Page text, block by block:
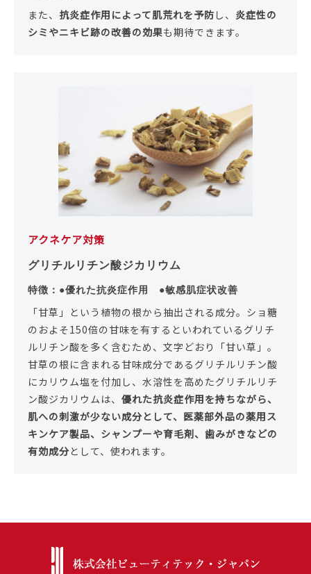
また、 抗炎症作用によって肌荒れを予防 し、 炎症性の
シミやニキビ跡の改善の効果も期待できます。
アクネケア対策
グリチルリチン酸ジカリウム
特徴：●優れた抗炎症作用 ●敏感肌症状改善
「甘草」という植物の根から抽出される成分。ショ糖
のおよそ150倍の甘味を有するといわれているグリチ
ルリチン酸を多く含むため、文字どおり「甘い草」。
甘草の根に含まれる甘味成分であるグリチルリチン酸
にカリウム塩を付加し、水溶性を高めたグリチルリチ
ン酸ジカリウムは、 優れた抗炎症作用を持ちながら、
肌への刺激が少ない成分として、医薬部外品の薬用ス
キンケア製品、シャンプーや育毛剤、歯みがきなどの
有効成分として、使われます。